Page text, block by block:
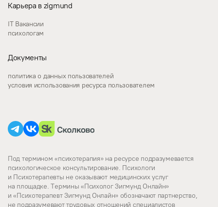
Карьера в zigmund
IT Вакансии
психологам
Документы
политика о данных пользователей
условия использования ресурса пользователем
Под термином «психотерапия» на ресурсе подразумевается
психологическое консультирование. Психологи
и Психотерапевты не оказывают медицинских услуг
на площадке. Термины «Психолог Зигмунд Онлайн»
и «Психотерапевт Зигмунд Онлайн» обозначают партнерство,
не подразумевают трудовых отношений специалистов